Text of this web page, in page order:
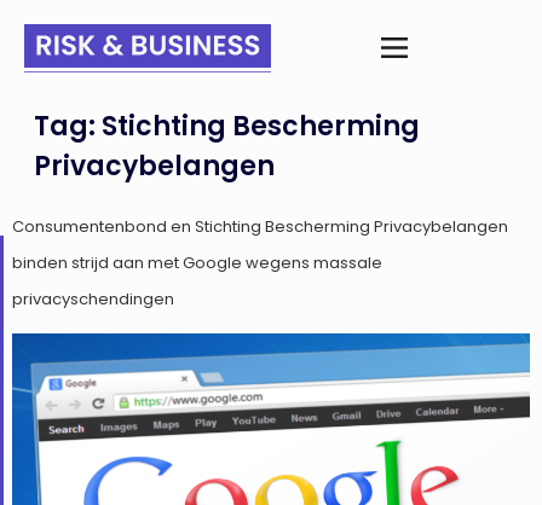
Tag: Stichting Bescherming
Privacybelangen
Consumentenbond en Stichting Bescherming Privacybelangen
binden strijd aan met Google wegens massale
privacyschendingen